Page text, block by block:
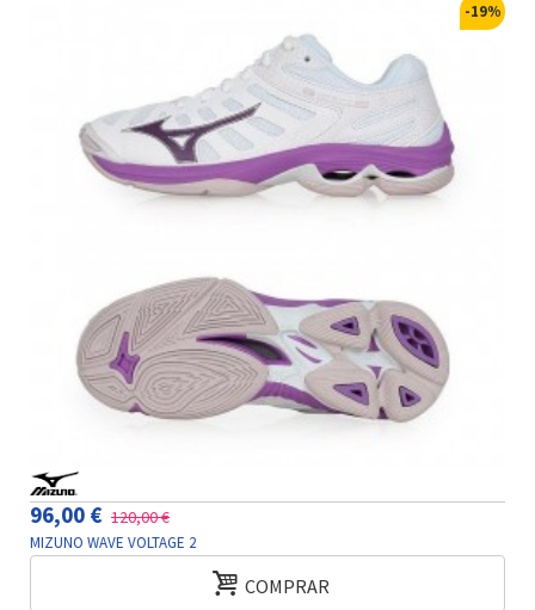
-19%
96,00 € 120,00 €
MIZUNO WAVE VOLTAGE 2
COMPRAR